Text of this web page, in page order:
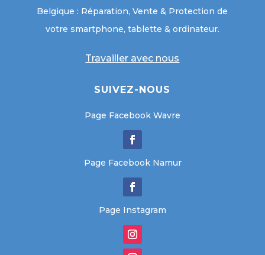
Belgique : Réparation, Vente & Protection de
votre smartphone, tablette & ordinateur.
Travailler avec nous
SUIVEZ-NOUS
Page Facebook Wavre
Page Facebook Namur
Page Instagram